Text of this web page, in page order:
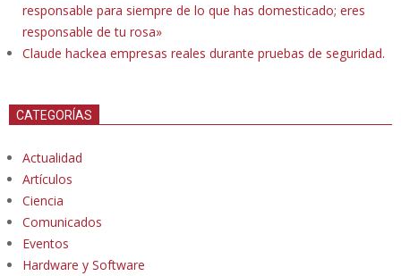
responsable para siempre de lo que has domesticado; eres
responsable de tu rosa»
Claude hackea empresas reales durante pruebas de seguridad.
CATEGORÍAS
Actualidad
Artículos
Ciencia
Comunicados
Eventos
Hardware y Software